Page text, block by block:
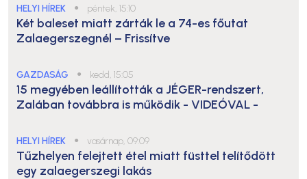
HELYI HÍREK ● péntek, 15:10
Két baleset miatt zárták le a 74-es főutat
Zalaegerszegnél – Frissítve
GAZDASÁG ● kedd, 15:05
15 megyében leállították a JÉGER-rendszert,
Zalában továbbra is működik - VIDEÓVAL -
HELYI HÍREK ● vasárnap, 09:09
Tűzhelyen felejtett étel miatt füsttel telítődött
egy zalaegerszegi lakás